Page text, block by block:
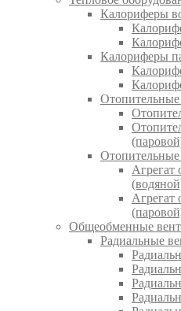
Калориферы
Калориферы
Общеобменные
Радиальные